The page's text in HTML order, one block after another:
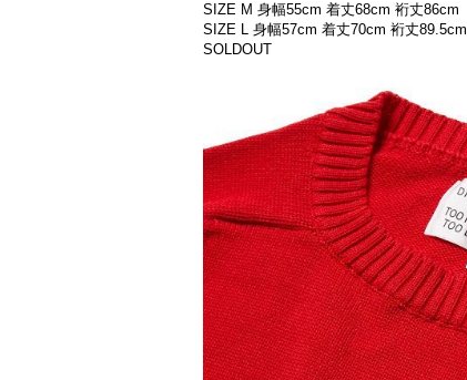
SIZE M 身幅55cm 着丈68cm 裄丈86cm
SIZE L 身幅57cm 着丈70cm 裄丈89.5cm
SOLDOUT